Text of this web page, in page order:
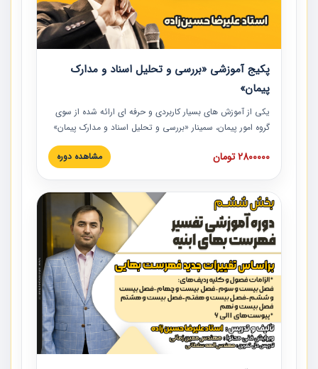
پکیج آموزشی «بررسی و تحلیل اسناد و مدارک
پیمان»
یکی از آموزش‏‏‏‏‏‏ های بسیار کاربردی و حرفه‏ ای ارائه شده از سوی
گروه امور پیمان، سمینار «بررسی و تحلیل اسناد و مدارک پیمان»
است که در دانشگاه صنعتی شریف ارائه شد. در این آموزش
نکات کلیدی مربوط به اسناد و مدارک پیمان، اولویت بندی اسناد
پیمان به همراه تجربیات عملی در این خصوص ارائه شده است.
2800000 تومان مشاهده دوره